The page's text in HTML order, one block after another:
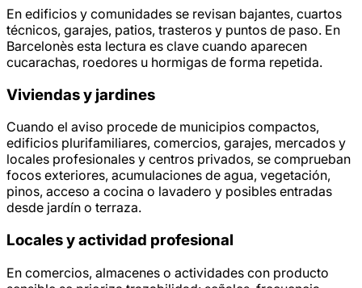
En edificios y comunidades se revisan bajantes, cuartos
técnicos, garajes, patios, trasteros y puntos de paso. En
Barcelonès esta lectura es clave cuando aparecen
cucarachas, roedores u hormigas de forma repetida.
Viviendas y jardines
Cuando el aviso procede de municipios compactos,
edificios plurifamiliares, comercios, garajes, mercados y
locales profesionales y centros privados, se comprueban
focos exteriores, acumulaciones de agua, vegetación,
pinos, acceso a cocina o lavadero y posibles entradas
desde jardín o terraza.
Locales y actividad profesional
En comercios, almacenes o actividades con producto